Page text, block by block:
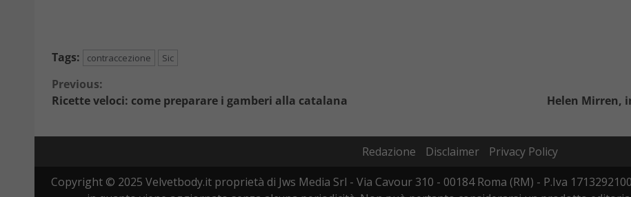
Tags: contraccezione Sic
Continue
Previous:
Ricette veloci: come preparare i gamberi alla catalana
Helen Mirren,
Redazione Disclaimer
Privacy Policy
Copyright © 2025 Velvetbody.it proprietà di Jws Media Srl - Via Cavour 310 - 00184 Roma (RM) - P.Iva